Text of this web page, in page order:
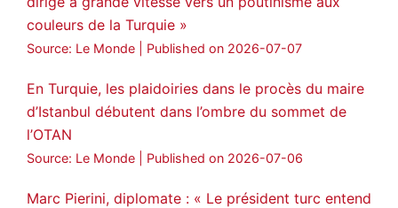
couleurs de la Turquie »
Source: Le Monde Published on 2026-07-07
En Turquie, les plaidoiries dans le procès du maire
d’Istanbul débutent dans l’ombre du sommet de
l’OTAN
Source: Le Monde Published on 2026-07-06
Marc Pierini, diplomate : « Le président turc entend